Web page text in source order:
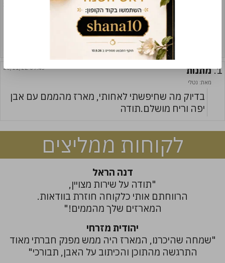
מתנה מגניבה
חיפשתי מתנה עם הומור ומשהו אישי, אחלה מתנה,
תודה רבה על השירות והאריזה
1. מתנות 26/11/22 09:43
מאת: נטלי
בדיוק מה שחיפשתי לאחותי, מארז מהממם עם אבן
יפה וריח מושלם.תודה
לקוחות ממליצים
דנה הראל
"תודה על שירות מצויין,
הרווחתם אותי כלקוחה חוזרת בוודאות.
המארזים שלך מהממים!"
יהודית מזרחי
"שמחה שהיכרנו, המארז היה ממש מפנק חברתי מאוד
התרגשה מהתוכן והכיתוב על האבן, תבורכי"